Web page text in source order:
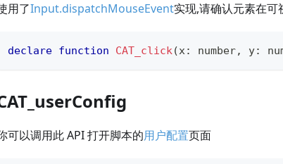
用了Input.dispatchMouseEvent实现,请确认元素在
declare function CAT_click(x: number, y:
可以调用此 API 打开脚本的用户配置页面